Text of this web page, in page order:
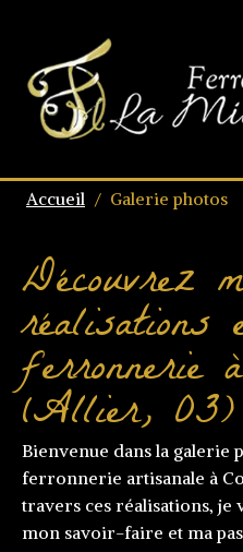
Accueil / Galerie photos
Découvrez
réalisations
ferronnerie
(Allier, 03)
Bienvenue dans la galerie
ferronnerie artisanale à
travers ces réalisations,
mon savoir-faire et ma